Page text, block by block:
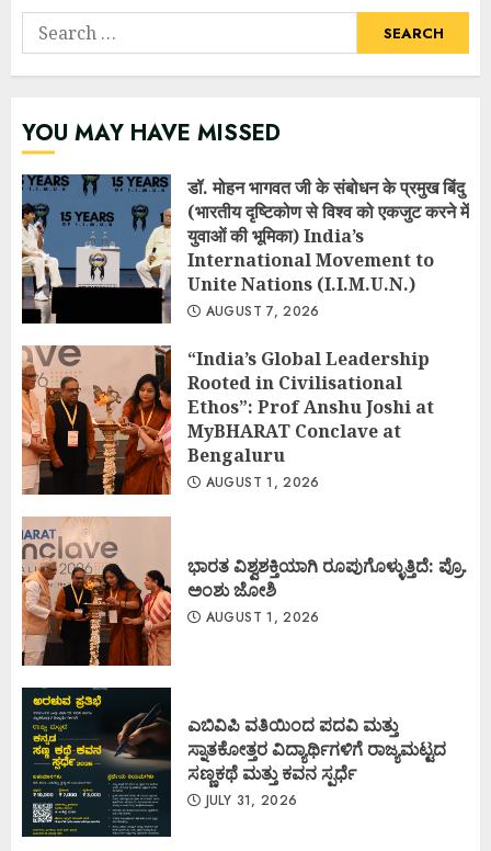
Search
for:
YOU MAY HAVE MISSED
डॉ. मोहन भागवत जी के संबोधन के प्रमुख बिंदु
(भारतीय दृष्टिकोण से विश्व को एकजुट करने में
युवाओं की भूमिका) India’s
International Movement to
Unite Nations (I.I.M.U.N.)
AUGUST 7, 2026
“India’s Global Leadership
Rooted in Civilisational
Ethos”: Prof Anshu Joshi at
MyBHARAT Conclave at
Bengaluru
AUGUST 1, 2026
ಭಾರತ ವಿಶ್ವಶಕ್ತಿಯಾಗಿ ರೂಪುಗೊಳ್ಳುತ್ತಿದೆ: ಪ್ರೊ.
ಅಂಶು ಜೋಶಿ
AUGUST 1, 2026
ಎಬಿವಿಪಿ ವತಿಯಿಂದ ಪದವಿ ಮತ್ತು
ಸ್ನಾತಕೋತ್ತರ ವಿದ್ಯಾರ್ಥಿಗಳಿಗೆ ರಾಜ್ಯಮಟ್ಟದ
ಸಣ್ಣಕಥೆ ಮತ್ತು ಕವನ ಸ್ಪರ್ಧೆ
JULY 31, 2026